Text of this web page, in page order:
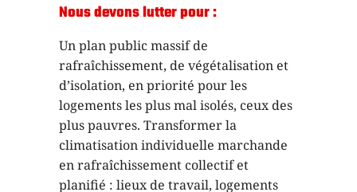
Nous devons lutter pour :
Un plan public massif de
rafraîchissement, de végétalisation et
d’isolation, en priorité pour les
logements les plus mal isolés, ceux des
plus pauvres. Transformer la
climatisation individuelle marchande
en rafraîchissement collectif et
planifié : lieux de travail, logements